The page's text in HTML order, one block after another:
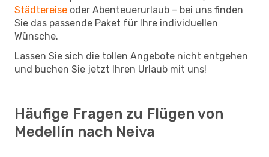
Städtereise oder Abenteuerurlaub – bei uns finden
Sie das passende Paket für Ihre individuellen
Wünsche.
Lassen Sie sich die tollen Angebote nicht entgehen
und buchen Sie jetzt Ihren Urlaub mit uns!
Häufige Fragen zu Flügen von
Medellín nach Neiva